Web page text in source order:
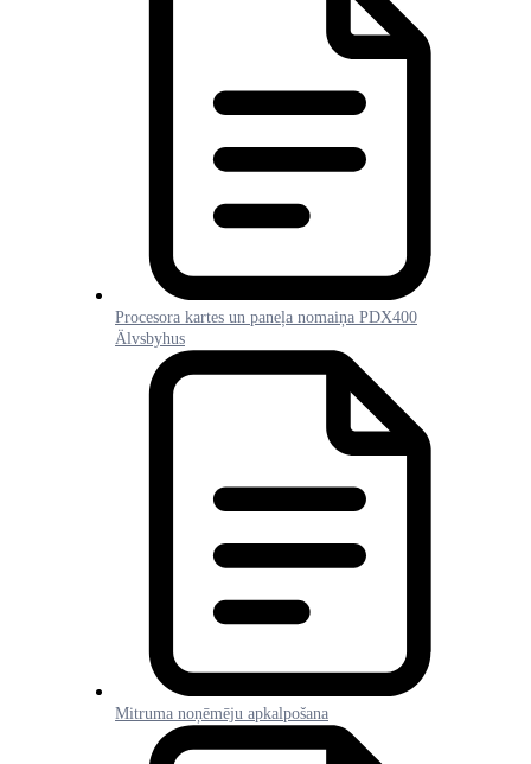
Procesora kartes un paneļa nomaiņa PDX400
Älvsbyhus
Mitruma noņēmēju apkalpošana